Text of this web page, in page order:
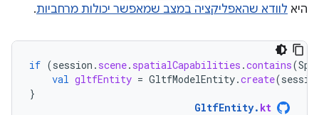
היא לוודא שהאפליקציה במצב שמאפשר יכולות מרחביות.
if (session . scene. spatialCapabilities .contains(
val gltfEntity = GltfModelEntity.create(
}
GltfEntity. kt